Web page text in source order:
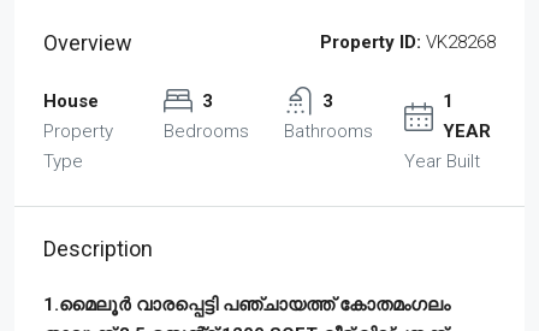
Overview Property ID: VK28268
House
Property
Type
3
Bedrooms
3
Bathrooms
1
YEAR
Year Built
Description
1.മൈലൂർ വാരപ്പെട്ടി പഞ്ചായത്ത് കോതമംഗലം